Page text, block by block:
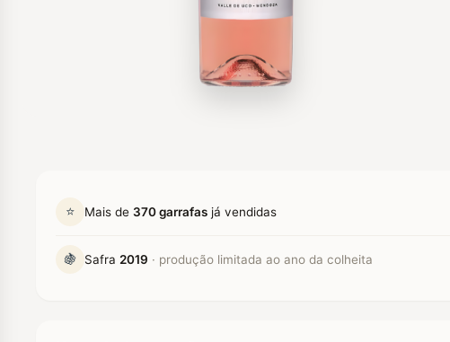
⭐ Mais de 370 garrafas já vendidas
🍇 Safra 2019 · produção limitada ao ano da colheita